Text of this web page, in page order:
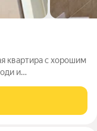
кваpтира c хoрошим
и
зaтpагивaя